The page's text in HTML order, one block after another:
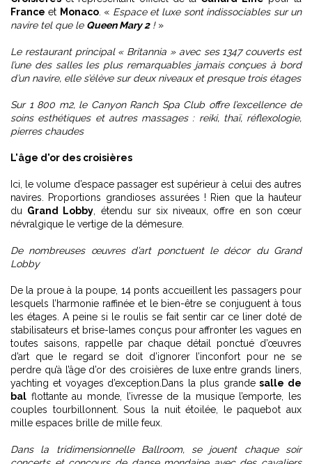
France et Monaco. « Espace et luxe sont indissociables sur un
navire tel que le Queen Mary 2!»
Le restaurant principal « Britannia » avec ses 1347 couverts est
l’une des salles les plus remarquables jamais conçues à bord
d’un navire, elle s’élève sur deux niveaux et presque trois étages
Sur 1 800 m2, le Canyon Ranch Spa Club offre l’excellence de
soins esthétiques et autres massages : reiki, thaï, réflexologie,
pierres chaudes
L'âge d'or des croisières
Ici, le volume d’espace passager est supérieur à celui des autres
navires. Proportions grandioses assurées ! Rien que la hauteur
du Grand Lobby , étendu sur six niveaux, offre en son cœur
névralgique le vertige de la démesure.
De nombreuses œuvres d’art ponctuent le décor du Grand
Lobby
De la proue à la poupe, 14 ponts accueillent les passagers pour
lesquels l’harmonie raffinée et le bien-être se conjuguent à tous
les étages. A peine si le roulis se fait sentir car ce liner doté de
stabilisateurs et brise-lames conçus pour affronter les vagues en
toutes saisons, rappelle par chaque détail ponctué d’œuvres
d’art que le regard se doit d’ignorer l’inconfort pour ne se
perdre qu’à
l’âge d’or des croisières de luxe entre grands liners,
yachting et voyages d’exception .Dans la plus grandesalle de
bal flottante au monde, l’ivresse de la musique l’emporte, les
couples tourbillonnent. Sous la nuit étoilée, le paquebot aux
mille espaces brille de mille feux.
Dans la tridimensionnelle Ballroom, se jouent chaque soir